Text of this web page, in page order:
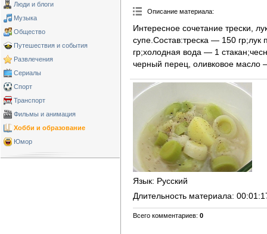
Люди и блоги
Музыка
Общество
Путешествия и события
Развлечения
Сериалы
Спорт
Транспорт
Фильмы и анимация
Хобби и образование
Юмор
Описание материала:
Интересное сочетание трески,
супе.Состав:треска — 150
гр;холодная вода — 1
черный перец, оливковое масло
Язык: Русский
Длительность материала:
Всего комментариев: 0